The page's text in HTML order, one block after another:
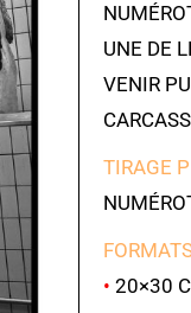
UNE DE
VENIR
TIRAGE
•20×30